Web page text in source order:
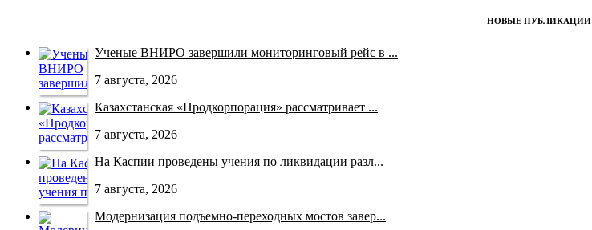
НОВЫЕ ПУБЛИКАЦИИ
Ученые ВНИРО завершили мониторинговый рейс в ...
7 августа, 2026
Казахстанская «Продкорпорация» рассматривает ...
7 августа, 2026
На Каспии проведены учения по ликвидации разл...
7 августа, 2026
Модернизация подъемно-переходных мостов завер...